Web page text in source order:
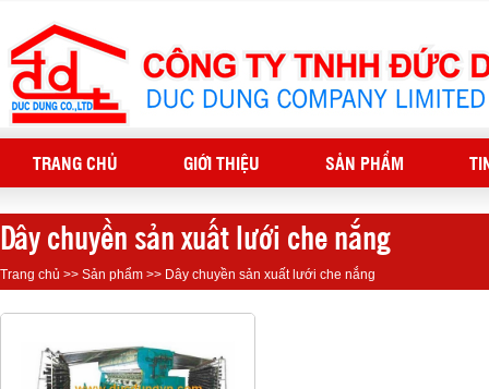
TRANG CHỦ GIỚI THIỆU SẢN PHẨM
Dây chuyền sản xuất lưới che nắng
Trang chủ >> Sản phẩm >> Dây chuyền sản xuất lưới che nắng